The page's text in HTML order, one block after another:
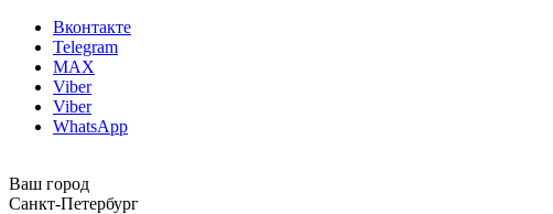
Вконтакте
Telegram
MAX
Viber
Viber
WhatsApp
Ваш город
Санкт-Петербург